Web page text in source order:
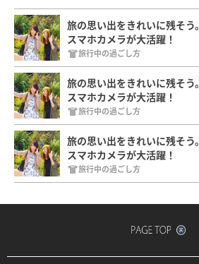
旅の思い出をきれいに残そう。
スマホカメラが大活躍！
旅行中の過ごし方
旅の思い出をきれいに残そう。
スマホカメラが大活躍！
旅行中の過ごし方
旅の思い出をきれいに残そう。
スマホカメラが大活躍！
旅行中の過ごし方